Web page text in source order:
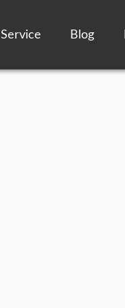
Service Blog